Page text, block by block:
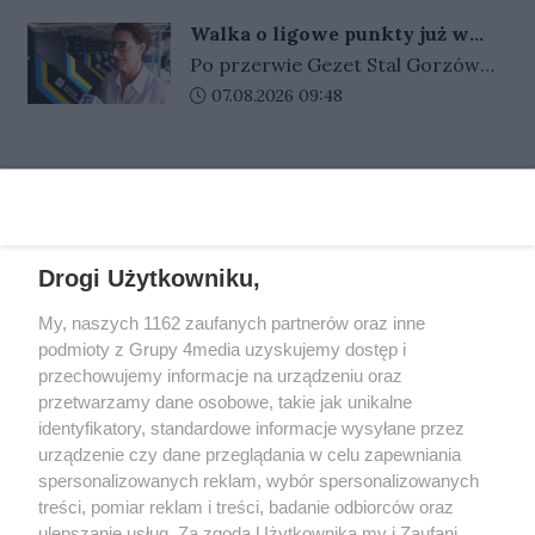
łącznie 55 tysięcy złotych
oszczędności.
prezes Stali Gorzów, Jarosław
Miłkowski dziennikarz Gazety
Lubuskiej i portalu Gorzów Nasze
Walka o ligowe punkty już w
niedzielę
Po przerwie Gezet Stal Gorzów
wraca do ligowego ścigania. W
kibiców czeka wiele atrakcji. Bilety
w sprzedaży.
Data dodania artykułu:
07.08.2026 09:48
REKLAMA
Drogi Użytkowniku,
My, naszych 1162 zaufanych partnerów oraz inne
podmioty z Grupy 4media uzyskujemy dostęp i
przechowujemy informacje na urządzeniu oraz
przetwarzamy dane osobowe, takie jak unikalne
identyfikatory, standardowe informacje wysyłane przez
urządzenie czy dane przeglądania w celu zapewniania
spersonalizowanych reklam, wybór spersonalizowanych
treści, pomiar reklam i treści, badanie odbiorców oraz